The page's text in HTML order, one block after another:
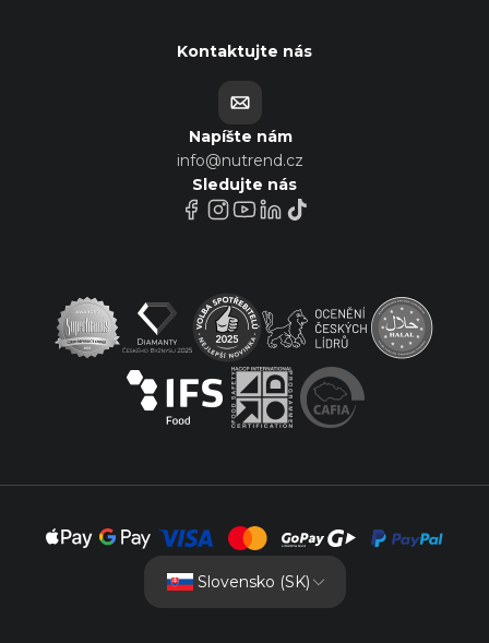
Kontaktujte nás
Napíšte nám
info@nutrend.cz
Sledujte nás
Slovensko (SK)